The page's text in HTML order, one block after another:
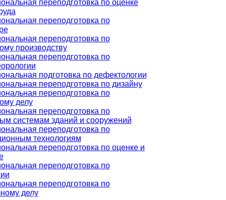
переподготовка по оценке
переподготовка по
переподготовка по
производству
переподготовка по
подготовка по дефектологии
переподготовка по дизайну
переподготовка по
делу
переподготовка по
системам зданий и сооружений
переподготовка по
технологиям
переподготовка по оценке и
переподготовка по
переподготовка по
делу